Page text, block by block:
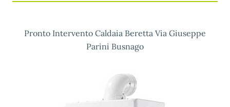
Pronto Intervento Caldaia Beretta Via Giuseppe
Parini Busnago